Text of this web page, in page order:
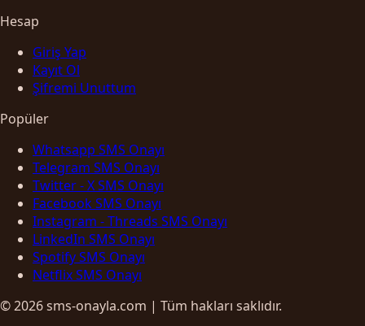
Hesap
Giriş Yap
Kayıt Ol
Şifremi Unuttum
Popüler
Whatsapp SMS Onayı
Telegram SMS Onayı
Twitter - X SMS Onayı
Facebook SMS Onayı
Instagram - Threads SMS Onayı
LinkedIn SMS Onayı
Spotify SMS Onayı
Netflix SMS Onayı
© 2026 sms-onayla.com | Tüm hakları saklıdır.